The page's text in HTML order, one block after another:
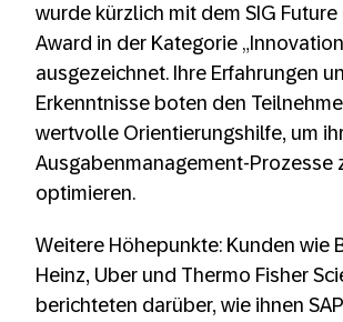
wurde kürzlich mit dem SIG
Award in der Kategorie
ausgezeichnet. Ihre Erfahrungen
Erkenntnisse boten den
wertvolle Orientierungshilfe, um
Ausgabenmanagement-Prozesse
optimieren.
Weitere Höhepunkte: Kunden wie
Heinz, Uber und Thermo Fisher
berichteten darüber, wie ihnen